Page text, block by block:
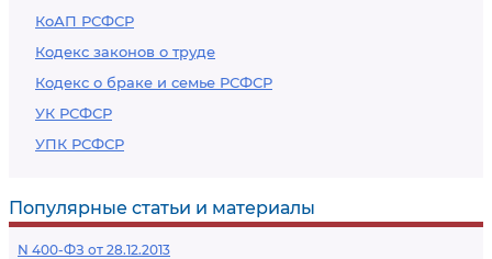
КоАП РСФСР
Кодекс законов о труде
Кодекс о браке и семье РСФСР
УК РСФСР
УПК РСФСР
Популярные статьи и материалы
N 400-ФЗ от 28.12.2013